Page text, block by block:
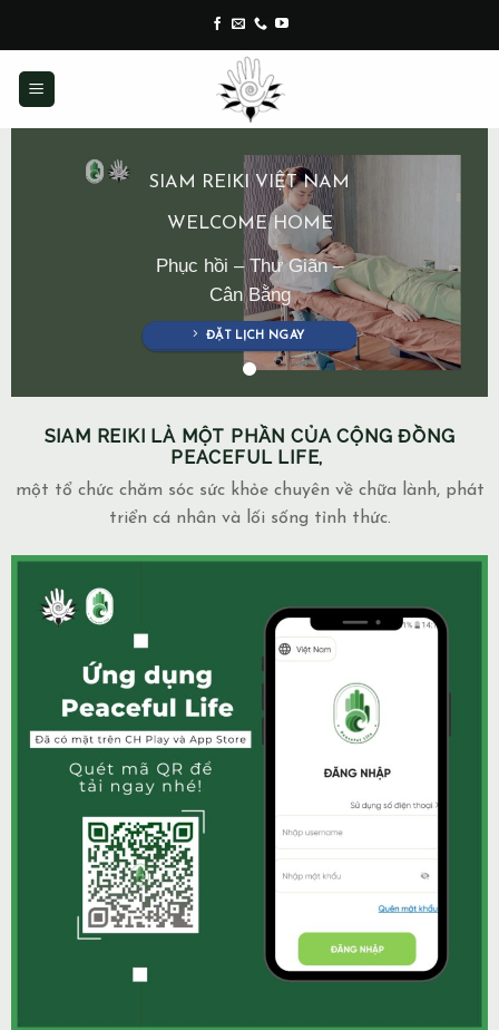
content
SIAM REIKI VIỆT NAM
WELCOME HOME
Phục hồi – Thư Giãn –
Cân Bằng
ĐẶT LỊCH NGAY
SIAM REIKI LÀ MỘT PHẦN CỦA CỘNG ĐỒNG
PEACEFUL LIFE,
một tổ chức chăm sóc sức khỏe chuyên về chữa lành, phát
triển cá nhân và lối sống tỉnh thức.